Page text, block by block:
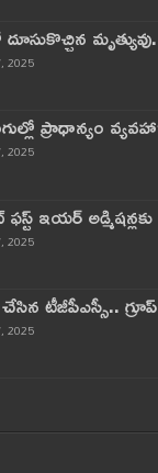
2025
ప్రాధాన్యం
2025
ఇయర్‌
2025
టీజీపీఎస్సీ..
2025